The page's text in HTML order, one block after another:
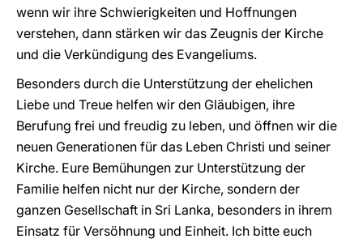
wenn wir ihre Schwierigkeiten und Hoffnungen
verstehen, dann stärken wir das Zeugnis der Kirche
und die Verkündigung des Evangeliums.
Besonders durch die Unterstützung der ehelichen
Liebe und Treue helfen wir den Gläubigen, ihre
Berufung frei und freudig zu leben, und öffnen wir die
neuen Generationen für das Leben Christi und seiner
Kirche. Eure Bemühungen zur Unterstützung der
Familie helfen nicht nur der Kirche, sondern der
ganzen Gesellschaft in Sri Lanka, besonders in ihrem
Einsatz für Versöhnung und Einheit. Ich bitte euch